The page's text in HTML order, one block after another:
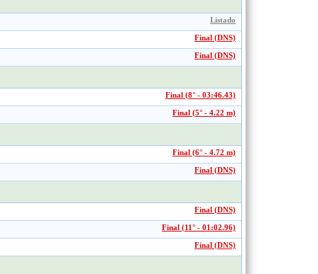
Listado
Final (DNS)
Final (DNS)
Final (8° - 03:46.43)
Final (5° - 4.22 m)
Final (6° - 4.72 m)
Final (DNS)
Final (DNS)
Final (11° - 01:02.96)
Final (DNS)